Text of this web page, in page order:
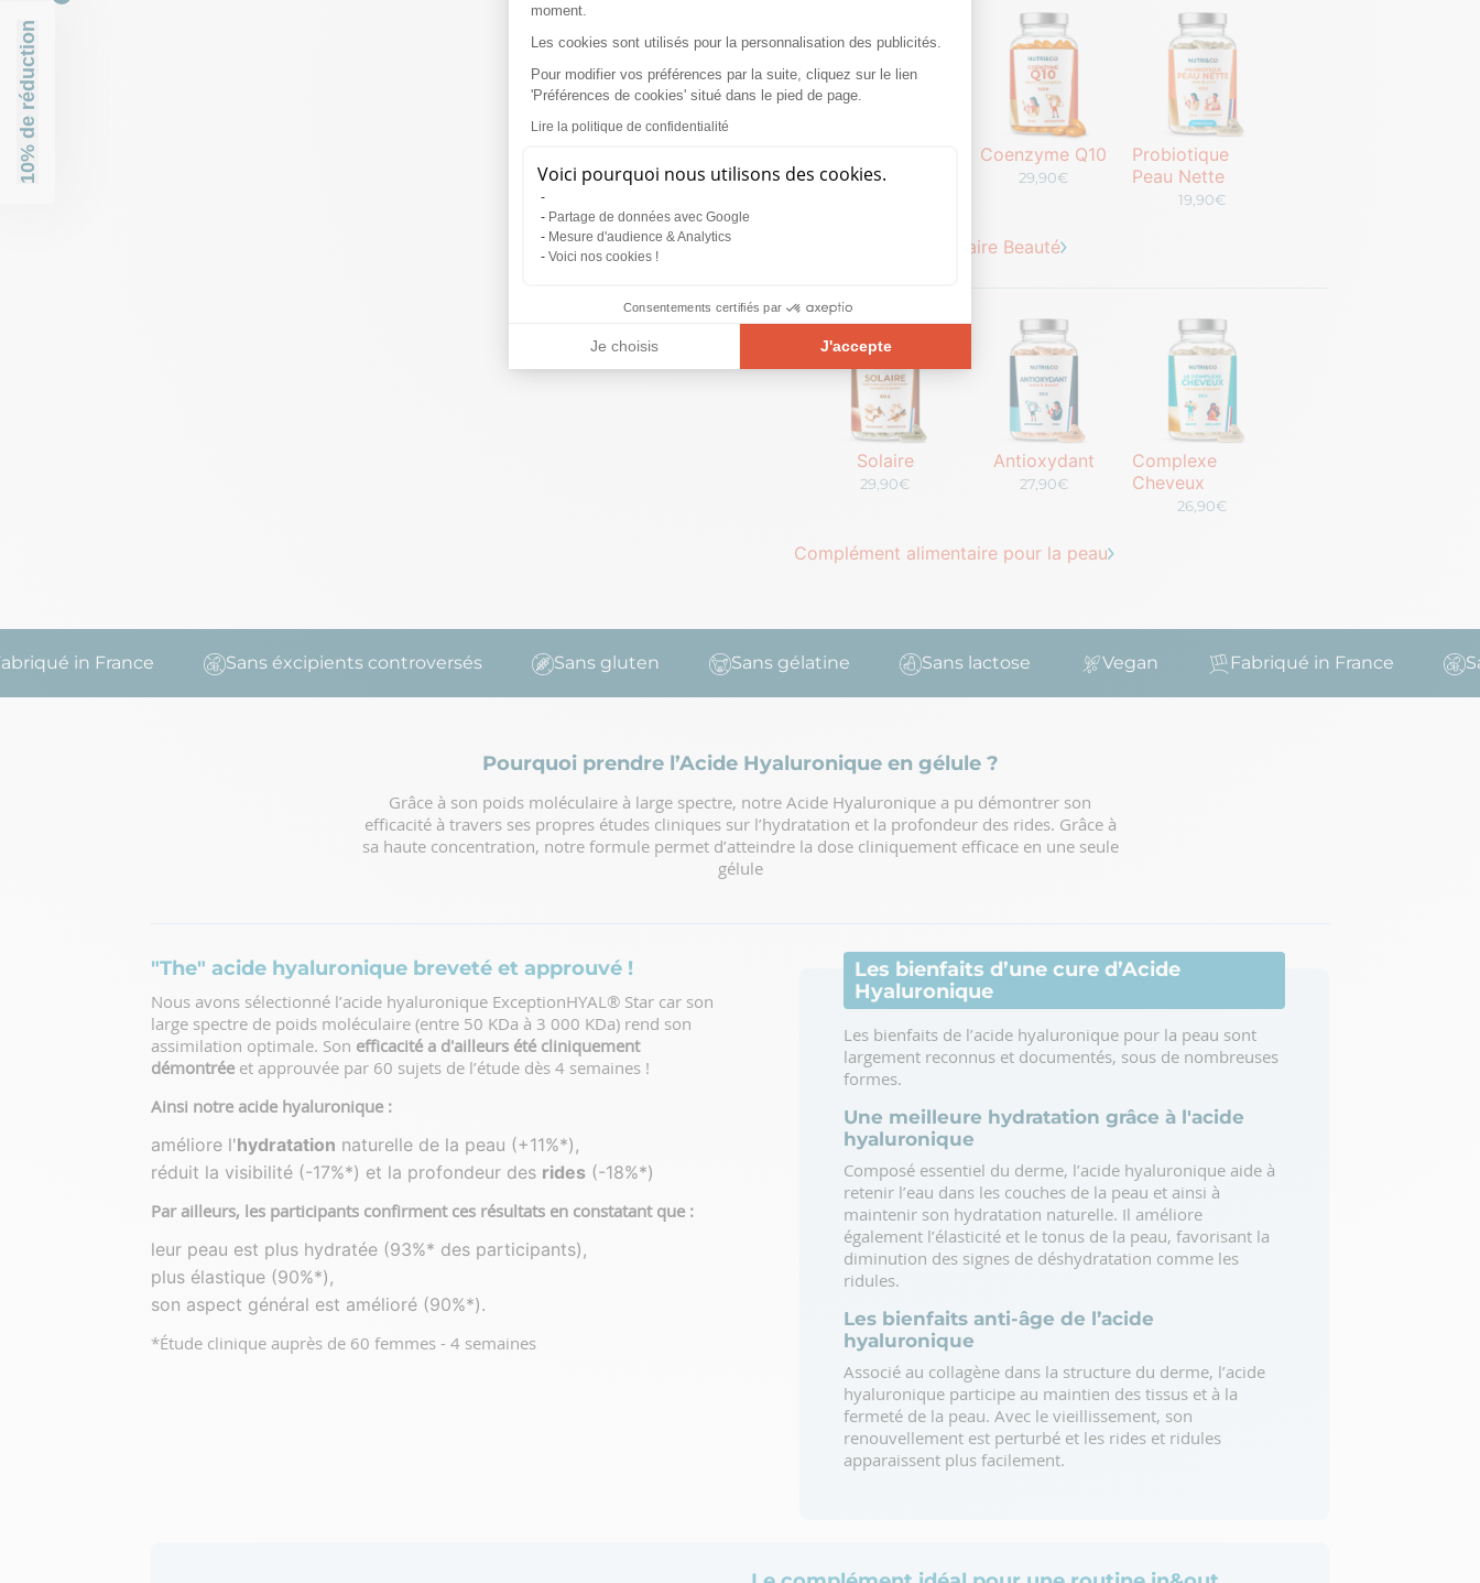
moment.
Les cookies sont utilisés pour la personnalisation des publicités.
Pour modifier vos préférences par la suite, cliquez sur le lien
'Préférences de cookies' situé dans le pied de page.
Lire la politique de confidentialité
Voici pourquoi nous utilisons des cookies.
Partage de données avec Google
Mesure d'audience & Analytics
Voici nos cookies !
Consentements certifiés par
Je choisis J'accepte
Plateforme de Gestion du Consentement : Personnalisez vos Options
Notre plateforme vous permet d'adapter et de gérer vos paramètres de confidentialité, en garantissant la conformité avec
30,90€
Coenzyme Q10
29,90€
Probiotique
Peau Nette
19,90€
Complément alimentaire Beauté
Solaire
29,90€
Antioxydant
27,90€
Complexe
Cheveux
26,90€
Complément alimentaire pour la peau
in France Sans éxcipients controversés Sans gluten Sans gélatine Sans lactose Vegan Fabriqué in France
Pourquoi prendre l’Acide Hyaluronique en gélule ?
Grâce à son poids moléculaire à large spectre, notre Acide Hyaluronique a pu démontrer son
efficacité à travers ses propres études cliniques sur l’hydratation et la profondeur des rides. Grâce à
sa haute concentration, notre formule permet d’atteindre la dose cliniquement efficace en une seule
gélule
"The" acide hyaluronique breveté et approuvé !
Nous avons sélectionné l’acide hyaluronique ExceptionHYAL® Star car son
large spectre de poids moléculaire (entre 50 KDa à 3 000 KDa) rend son
assimilation optimale. Son efficacité a d'ailleurs été cliniquement
démontrée et approuvée par 60 sujets de l’étude dès 4 semaines !
Ainsi notre acide hyaluronique :
améliore l'hydratation naturelle de la peau (+11%*),
réduit la visibilité (-17%*) et la profondeur des rides (-18%*)
Par ailleurs, les participants confirment ces résultats en constatant que :
leur peau est plus hydratée (93%* des participants),
plus élastique (90%*),
son aspect général est amélioré (90%*).
*Étude clinique auprès de 60 femmes - 4 semaines
Les bienfaits d’une cure d’Acide
Hyaluronique
Les bienfaits de l’acide hyaluronique pour la peau sont
largement reconnus et documentés, sous de nombreuses
formes.
Une meilleure hydratation grâce à l'acide
hyaluronique
Composé essentiel du derme, l’acide hyaluronique aide à
retenir l’eau dans les couches de la peau et ainsi à
maintenir son hydratation naturelle. Il améliore
également l’élasticité et le tonus de la peau, favorisant la
diminution des signes de déshydratation comme les
ridules.
Les bienfaits anti-âge de l’acide
hyaluronique
Associé au collagène dans la structure du derme, l’acide
hyaluronique participe au maintien des tissus et à la
fermeté de la peau. Avec le vieillissement, son
renouvellement est perturbé et les rides et ridules
apparaissent plus facilement.
10% de réduction